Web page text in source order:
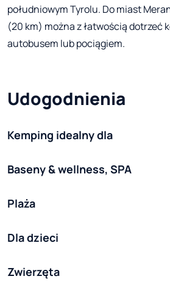
południowym Tyrolu. Do miast
(20 km) można z łatwością dotrzeć
autobusem lub pociągiem.
Udogodnienia
Kemping idealny dla
Baseny & wellness, SPA
Plaża
Dla dzieci
Zwierzęta